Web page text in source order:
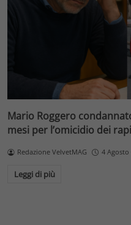
Mario Roggero
mesi per l’omicidio dei
Redazione VelvetMAG 4 Agosto
Leggi di più